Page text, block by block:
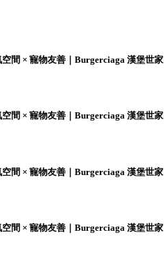
間 × 寵物友善｜Burgerciaga 漢堡世家
間 × 寵物友善｜Burgerciaga 漢堡世家
間 × 寵物友善｜Burgerciaga 漢堡世家
間 × 寵物友善｜Burgerciaga 漢堡世家